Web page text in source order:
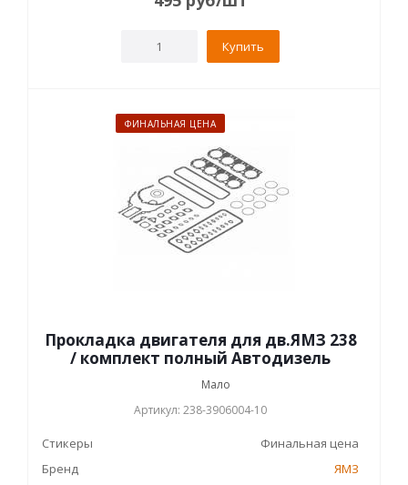
Купить
ФИНАЛЬНАЯ ЦЕНА
Прокладка двигателя для дв.ЯМЗ 238
/ комплект полный Автодизель
Мало
Артикул: 238-3906004-10
Стикеры
Финальная цена
Бренд
ЯМЗ